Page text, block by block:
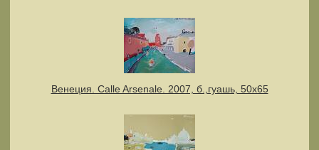
Венеция. Calle Arsenale. 2007, б.,гуашь, 50х65